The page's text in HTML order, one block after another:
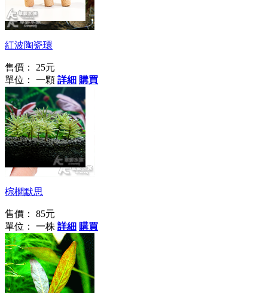
水陸缸首選
紅波陶瓷環
售價：
25元
單位： 一顆 詳細 購買
水中大樹
棕櫚默思
售價：
85元
單位： 一株 詳細 購買